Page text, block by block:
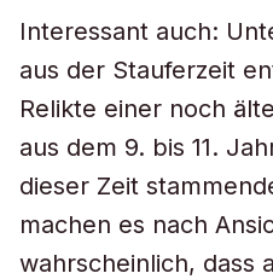
Interessant auch:
aus der Stauferzeit
Relikte einer noch
aus dem 9. bis 11.
dieser Zeit
machen es nach
wahrscheinlich, dass